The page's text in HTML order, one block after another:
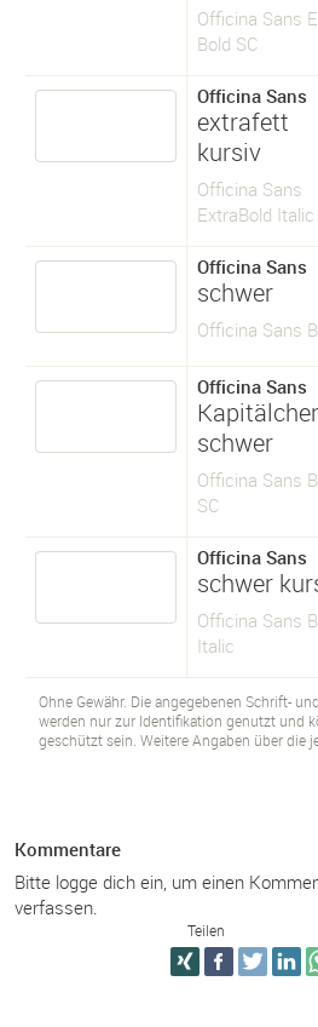
Officina Sans
Bold SC
Officina Sans
extrafett
kursiv
Officina Sans
ExtraBold Italic
Officina Sans
schwer
Officina Sans
Officina Sans
schwer
Officina Sans
SC
Officina Sans
schwer
Officina Sans
Italic
Ohne Gewähr. Die angegebenen Schrift-
werden nur zur Identifikation genutzt und
geschützt sein. Weitere Angaben über die
Kommentare
Bitte logge dich ein, um einen
verfassen.
Teilen